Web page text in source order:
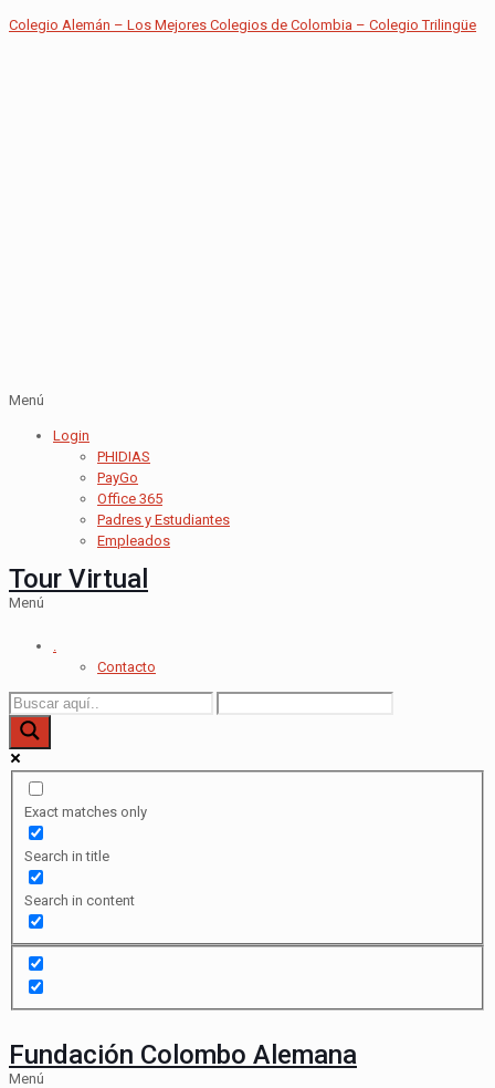
Colegio Alemán – Los Mejores Colegios de Colombia – Colegio Trilingüe
Menú
Login
PHIDIAS
PayGo
Office 365
Padres y Estudiantes
Empleados
Tour Virtual
Menú
.
Contacto
Exact matches only
Search in title
Search in content
Fundación Colombo Alemana
Menú